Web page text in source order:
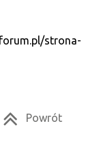
strona-
Powrót